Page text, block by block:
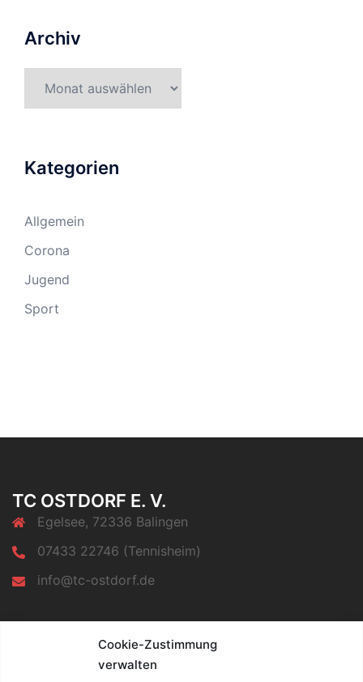
Cookie-Zustimmung
verwalten
Archiv
Kategorien
Allgemein
Corona
Jugend
Sport
TC OSTDORF E. V.
Egelsee, 72336 Balingen
07433 22746 (Tennisheim)
info@tc-ostdorf.de
INFORMATIONEN